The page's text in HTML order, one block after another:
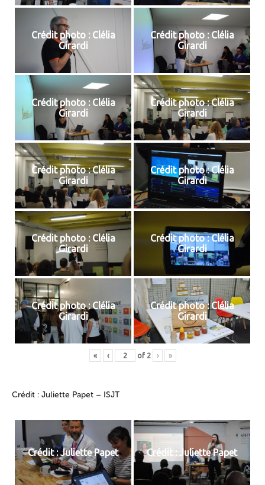
Crédit photo : Clélia
Girardi
Crédit photo : Clélia
Girardi
Crédit photo : Clélia
Girardi
Crédit photo : Clélia
Girardi
Crédit photo : Clélia
Girardi
Crédit photo : Clélia
Girardi
Crédit photo : Clélia
Girardi
Crédit photo : Clélia
Girardi
Crédit photo : Clélia
Girardi
Crédit photo : Clélia
Girardi
« ‹ of 2 › »
Crédit : Juliette Papet – ISJT
Crédit : Juliette Papet Crédit : Juliette Papet